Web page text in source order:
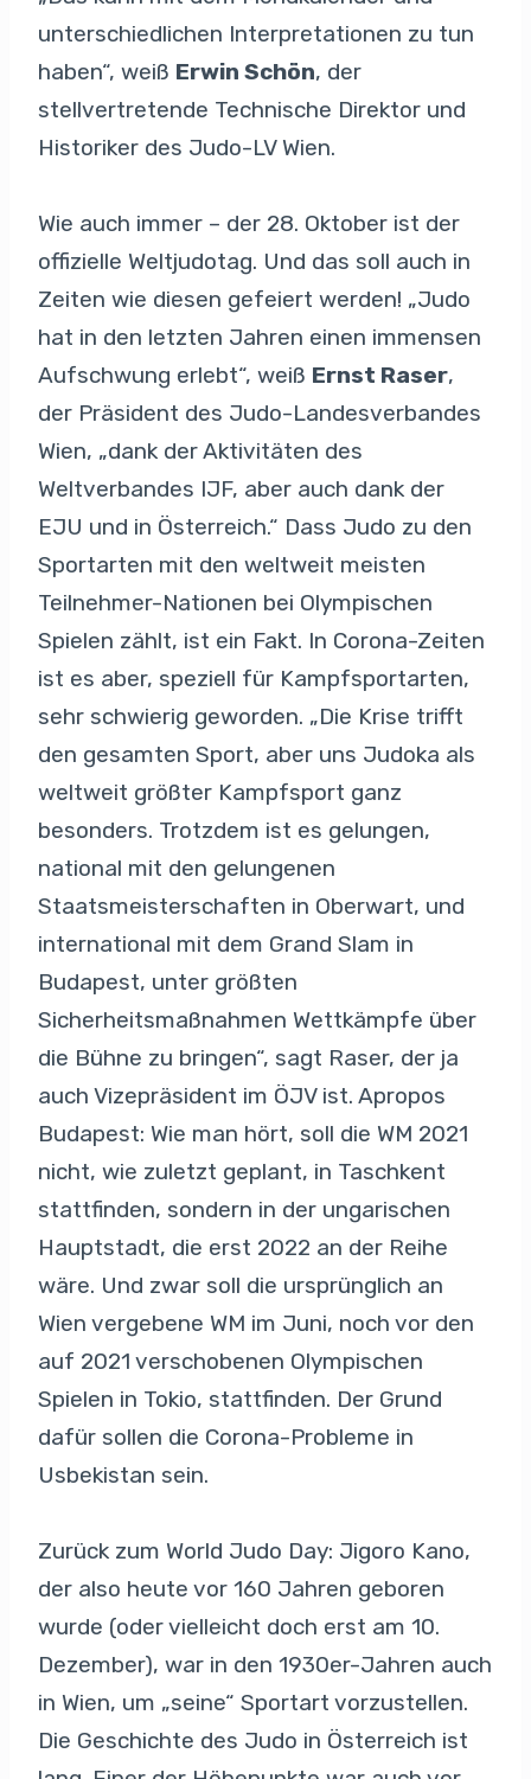
unterschiedlichen Interpretationen zu tun
haben“, weiß Erwin Schön, der
stellvertretende Technische Direktor und
Historiker des Judo-LV Wien.
Wie auch immer – der 28. Oktober ist der
offizielle Weltjudotag. Und das soll auch in
Zeiten wie diesen gefeiert werden! „Judo
hat in den letzten Jahren einen immensen
Aufschwung erlebt“, weiß Ernst Raser,
der Präsident des Judo-Landesverbandes
Wien, „dank der Aktivitäten des
Weltverbandes IJF, aber auch dank der
EJU und in Österreich.“ Dass Judo zu den
Sportarten mit den weltweit meisten
Teilnehmer-Nationen bei Olympischen
Spielen zählt, ist ein Fakt. In Corona-Zeiten
ist es aber, speziell für Kampfsportarten,
sehr schwierig geworden. „Die Krise trifft
den gesamten Sport, aber uns Judoka als
weltweit größter Kampfsport ganz
besonders. Trotzdem ist es gelungen,
national mit den gelungenen
Staatsmeisterschaften in Oberwart, und
international mit dem Grand Slam in
Budapest, unter größten
Sicherheitsmaßnahmen Wettkämpfe über
die Bühne zu bringen“, sagt Raser, der ja
auch Vizepräsident im ÖJV ist. Apropos
Budapest: Wie man hört, soll die WM 2021
nicht, wie zuletzt geplant, in Taschkent
stattfinden, sondern in der ungarischen
Hauptstadt, die erst 2022 an der Reihe
wäre. Und zwar soll die ursprünglich an
Wien vergebene WM im Juni, noch vor den
auf 2021 verschobenen Olympischen
Spielen in Tokio, stattfinden. Der Grund
dafür sollen die Corona-Probleme in
Usbekistan sein.
Zurück zum World Judo Day: Jigoro Kano,
der also heute vor 160 Jahren geboren
wurde (oder vielleicht doch erst am 10.
Dezember), war in den 1930er-Jahren auch
in Wien, um „seine“ Sportart vorzustellen.
Die Geschichte des Judo in Österreich ist